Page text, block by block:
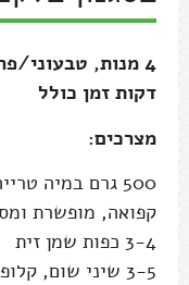
דקות זמן כולל
מצרכים:
קפואה, מופשרת
3-4 כפות שמן זית
3-5 שיני שום, קלופות וקצוצות גס